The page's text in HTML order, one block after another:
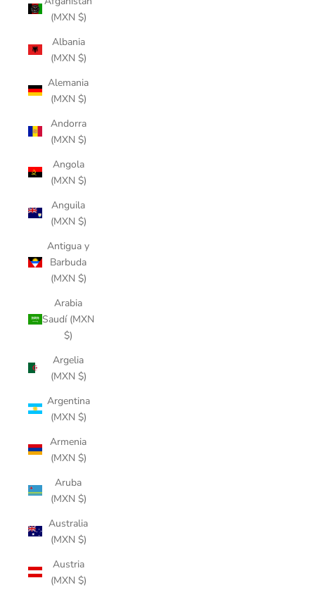
(MXN $)
Albania
(MXN $)
Alemania
(MXN $)
Andorra
(MXN $)
Angola
(MXN $)
Anguila
(MXN $)
Antigua y
Barbuda
(MXN $)
Arabia
Saudí (MXN
$)
Argelia
(MXN $)
Argentina
(MXN $)
Armenia
(MXN $)
Aruba
(MXN $)
Australia
(MXN $)
Austria
(MXN $)